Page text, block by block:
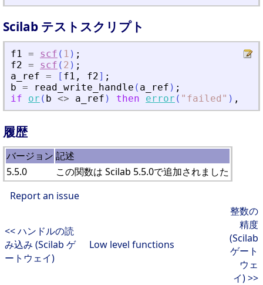
Scilab テストスクリプト
f1 = scf ( 1 ) ;
f2 = scf ( 2 ) ;
a_ref = [ f1 , f2] ;
b = read_write_handle ( a_ref ) ;
if
or ( b <> a_ref ) then error ( " failed " ) ,
履歴
バージョン 記述
5.5.0
この関数は Scilab 5.5.0で追加されました
Report an issue
<< ハンドルの読
み込み (Scilab ゲ
ートウェイ)
Low level functions
整数の
精度
(Scilab
ゲート
ウェ
イ) >>